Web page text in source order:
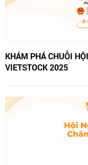
KHÁM PHÁ CHUỖI
VIETSTOCK 2025